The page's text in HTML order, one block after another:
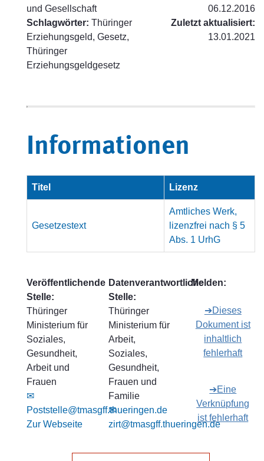
und Gesellschaft
Schlagwörter: Thüringer
Erziehungsgeld, Gesetz,
Thüringer
Erziehungsgeldgesetz
06.12.2016
Zuletzt aktualisiert:
13.01.2021
Informationen
Titel Lizenz
Gesetzestext
Amtliches Werk,
lizenzfrei nach § 5
Abs. 1 UrhG
Veröffentlichende
Stelle:
Thüringer
Ministerium für
Soziales,
Gesundheit,
Arbeit und
Frauen
✉
Poststelle@tmasgff.thueringen.de
Zur Webseite
Datenverantwortliche
Stelle:
Thüringer
Ministerium für
Arbeit,
Soziales,
Gesundheit,
Frauen und
Familie
✉
zirt@tmasgff.thueringen.de
Melden:
➔Dieses
Dokument ist
inhaltlich
fehlerhaft
➔Eine
Verknüpfung
ist fehlerhaft